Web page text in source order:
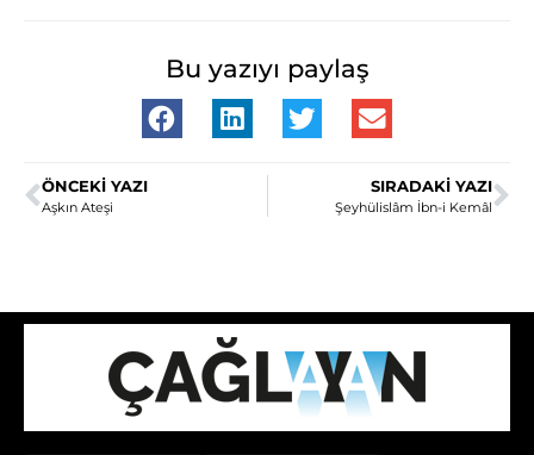
Bu yazıyı paylaş
ÖNCEKI YAZI
Aşkın Ateşi
SIRADAKI YAZI
Şeyhülislâm İbn-i Kemâl